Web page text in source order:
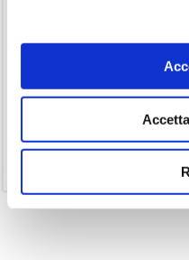
Laboratorio(35)
(14)